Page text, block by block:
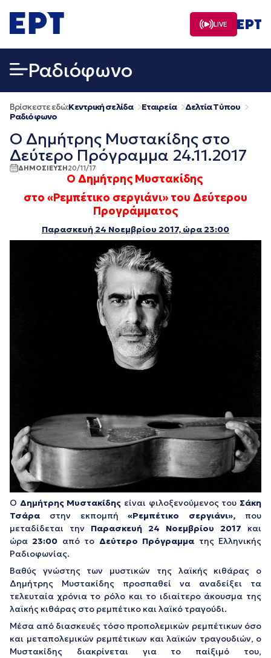
σε
περιεχόμενο
LIVE
Ραδιόφωνο
Βρίσκεστε εδώ:Κεντρική σελίδα Εταιρεία
Δελτία Τύπου
Ραδιόφωνο
Ο Δημήτρης Μυστακίδης στο
Δεύτερο Πρόγραμμα 24.11.2017
ΔΗΜΟΣΙΕΥΣΗ20/11/17
Ο Δημήτρης Μυστακίδης
στο «Ρεμπέτικο σεργιάνι» του Δεύτερου
Προγράμματος
Παρασκευή 24 Νοεμβρίου 2017, ώρα 23:00
Ο Δημήτρης Μυστακίδης είναι φιλοξενούμενος του Σάκη
Τσάρα στην εκπομπή«Ρεμπέτικο σεργιάνι», που
μεταδίδεται την Παρασκευή 24 Νοεμβρίου 2017 και
ώρα 23:00 από το Δεύτερο Πρόγραμμα της Ελληνικής
Ραδιοφωνίας.
Βαθύς γνώστης των μυστικών της λαϊκής κιθάρας ο
Δημήτρης Μυστακίδης προσπαθεί να αναδείξει τα
τελευταία χρόνια το ρόλο και το ιδιαίτερο άκουσμα της
λαϊκής κιθάρας στο ρεμπέτικο και λαϊκό τραγούδι.
Μέσα από διασκευές τόσο προπολεμικών ρεμπέτικων όσο
και μεταπολεμικών ρεμπέτικων και λαϊκών τραγουδιών, ο
Μυστακίδης διακρίνεται για το παίξιμό του,